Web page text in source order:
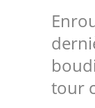
tour